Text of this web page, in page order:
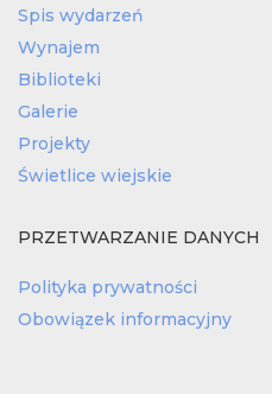
Spis wydarzeń
Wynajem
Biblioteki
Galerie
Projekty
Świetlice wiejskie
PRZETWARZANIE DANYCH
Polityka prywatności
Obowiązek informacyjny